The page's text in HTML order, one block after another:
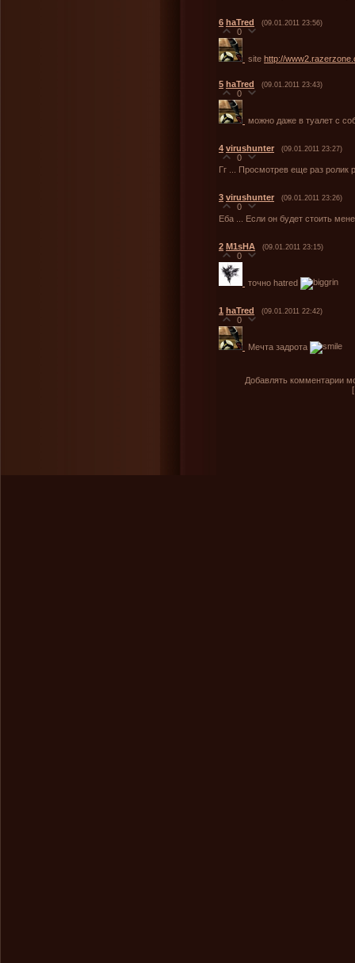
6 haTred (09.01.2011 23:56)
0
site http://
5 haTred (09.01.2011 23:43)
0
можно даже в туалет с
4 virushunter (09.01.2011 23:27)
0
Гг ... Просмотрев еще раз
3 virushunter (09.01.2011 23:26)
0
Еба ... Если он будет стоить
2 M1sHA (09.01.2011 23:15)
0
точно hatred
1 haTred (09.01.2011 22:42)
0
Мечта задрота
Добавлять комментарии